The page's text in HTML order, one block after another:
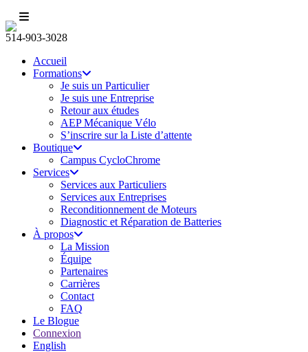
514-903-3028
Accueil
Formations
Je suis un Particulier
Je suis une Entreprise
Retour aux études
AEP Mécanique Vélo
S’inscrire sur la Liste d’attente
Boutique
Campus CycloChrome
Services
Services aux Particuliers
Services aux Entreprises
Reconditionnement de Moteurs
Diagnostic et Réparation de Batteries
À propos
La Mission
Équipe
Partenaires
Carrières
Contact
FAQ
Le Blogue
Connexion
English